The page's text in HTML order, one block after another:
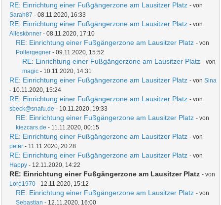
RE: Einrichtung einer Fußgängerzone am Lausitzer Platz - von
Sarah87 - 08.11.2020, 16:33
RE: Einrichtung einer Fußgängerzone am Lausitzer Platz - von
Alleskönner - 08.11.2020, 17:10
RE: Einrichtung einer Fußgängerzone am Lausitzer Platz - von
Pollergegner - 09.11.2020, 15:52
RE: Einrichtung einer Fußgängerzone am Lausitzer Platz - von
magic - 10.11.2020, 14:31
RE: Einrichtung einer Fußgängerzone am Lausitzer Platz - vonSina
- 10.11.2020, 15:24
RE: Einrichtung einer Fußgängerzone am Lausitzer Platz - von
sbeck@snafu.de - 10.11.2020, 19:33
RE: Einrichtung einer Fußgängerzone am Lausitzer Platz - von
kiezcars.de - 11.11.2020, 00:15
RE: Einrichtung einer Fußgängerzone am Lausitzer Platz - von
peter - 11.11.2020, 20:28
RE: Einrichtung einer Fußgängerzone am Lausitzer Platz - von
Happy - 12.11.2020, 14:22
RE: Einrichtung einer Fußgängerzone am Lausitzer Platz - von
Lore1970 - 12.11.2020, 15:12
RE: Einrichtung einer Fußgängerzone am Lausitzer Platz - von
Sebastian - 12.11.2020, 16:00